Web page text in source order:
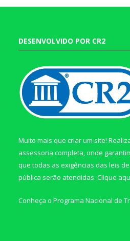
DESENVOLVIDO POR CR2
Muito mais que criar um site!
assessoria completa, onde
que todas as exigências das leis
pública serão atendidas. Clique
Conheça o Programa Nacional de